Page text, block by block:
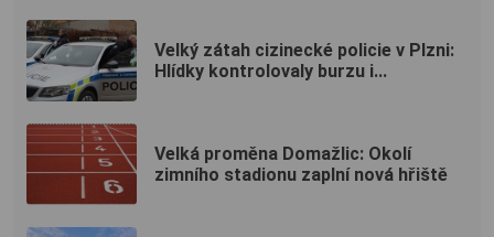
Velký zátah cizinecké policie v Plzni:
Hlídky kontrolovaly burzu i...
Velká proměna Domažlic: Okolí
zimního stadionu zaplní nová hřiště